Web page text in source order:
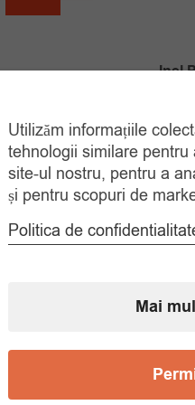
este:
Inel
Utilizăm informațiile
tehnologii similare
site-ul nostru, pentru a
și pentru scopuri de
Politica de
Mai